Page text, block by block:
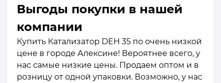
Выгоды покупки в нашей
компании
Купить Катализатор DEH 35 по очень низкой
цене в городе Алексине! Вероятнее всего, у
нас самые низкие цены. Продаем оптом и в
розницу от одной упаковки. Возможно, у нас